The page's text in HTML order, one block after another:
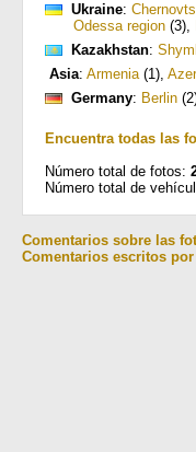
Ukraine:
Odessa region (3),
Kazakhstan:
Asia: Armenia(1),
Germany: Berlin
Encuentra todas las
Número total de fotos:
Número total de
Comentarios sobre las
Comentarios escritos